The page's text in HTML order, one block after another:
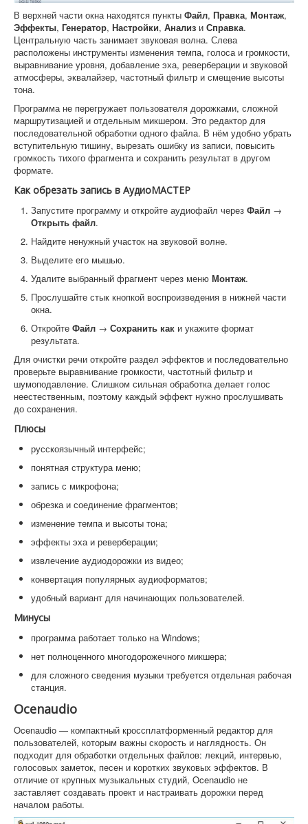
В верхней части окна находятся пункты Файл, Правка, Монтаж,
Эффекты, Генератор, Настройки, Анализ и Справка.
Центральную часть занимает звуковая волна. Слева
расположены инструменты изменения темпа, голоса и громкости,
выравнивание уровня, добавление эха, реверберации и звуковой
атмосферы, эквалайзер, частотный фильтр и смещение высоты
тона.
Программа не перегружает пользователя дорожками, сложной
маршрутизацией и отдельным микшером. Это редактор для
последовательной обработки одного файла. В нём удобно убрать
вступительную тишину, вырезать ошибку из записи, повысить
громкость тихого фрагмента и сохранить результат в другом
формате.
Как обрезать запись в АудиоМАСТЕР
Запустите программу и откройте аудиофайл через Файл →
Открыть файл.
Найдите ненужный участок на звуковой волне.
Выделите его мышью.
Удалите выбранный фрагмент через меню Монтаж.
Прослушайте стык кнопкой воспроизведения в нижней части
окна.
Откройте Файл → Сохранить как и укажите формат
результата.
Для очистки речи откройте раздел эффектов и последовательно
проверьте выравнивание громкости, частотный фильтр и
шумоподавление. Слишком сильная обработка делает голос
неестественным, поэтому каждый эффект нужно прослушивать
до сохранения.
Плюсы
русскоязычный интерфейс;
понятная структура меню;
запись с микрофона;
обрезка и соединение фрагментов;
изменение темпа и высоты тона;
эффекты эха и реверберации;
извлечение аудиодорожки из видео;
конвертация популярных аудиоформатов;
удобный вариант для начинающих пользователей.
Минусы
программа работает только на Windows;
нет полноценного многодорожечного микшера;
для сложного сведения музыки требуется отдельная рабочая
станция.
Ocenaudio
Ocenaudio — компактный кроссплатформенный редактор для
пользователей, которым важны скорость и наглядность. Он
подходит для обработки отдельных файлов: лекций, интервью,
голосовых заметок, песен и коротких звуковых эффектов. В
отличие от крупных музыкальных студий, Ocenaudio не
заставляет создавать проект и настраивать дорожки перед
началом работы.